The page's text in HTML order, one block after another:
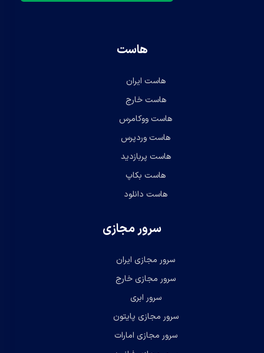
هاست
هاست ایران
هاست خارج
هاست ووکامرس
هاست وردپرس
هاست پربازدید
هاست بکاپ
هاست دانلود
سرور مجازی
سرور مجازی ایران
سرور مجازی خارج
سرور ابری
سرور مجازی پایتون
سرور مجازی امارات